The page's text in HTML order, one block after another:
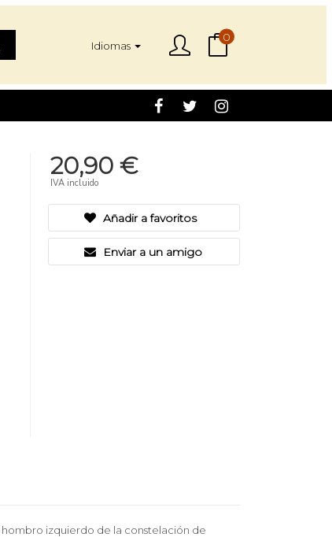
Idiomas
0
20,90 €
IVA incluido
Añadir a favoritos
Enviar a un amigo
izquierdo de la constelación de